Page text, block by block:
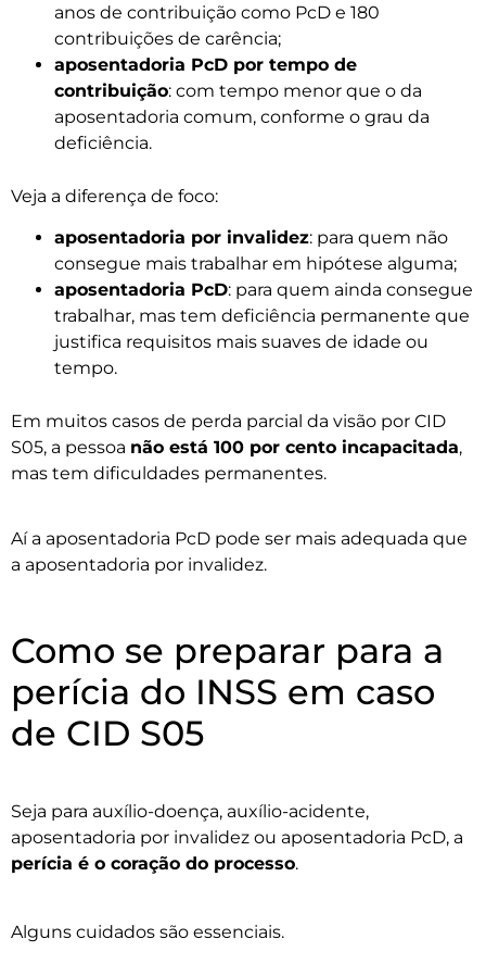
anos de contribuição como PcD e 180
contribuições de carência;
aposentadoria PcD por tempo de
contribuição: com tempo menor que o da
aposentadoria comum, conforme o grau da
deficiência.
Veja a diferença de foco:
aposentadoria por invalidez: para quem não
consegue mais trabalhar em hipótese alguma;
aposentadoria PcD: para quem ainda consegue
trabalhar, mas tem deficiência permanente que
justifica requisitos mais suaves de idade ou
tempo.
Em muitos casos de perda parcial da visão por CID
S05, a pessoa não está 100 por cento incapacitada,
mas tem dificuldades permanentes.
Aí a aposentadoria PcD pode ser mais adequada que
a aposentadoria por invalidez.
Como se preparar para a
perícia do INSS em caso
de CID S05
Seja para auxílio-doença, auxílio-acidente,
aposentadoria por invalidez ou aposentadoria PcD, a
perícia é o coração do processo.
Alguns cuidados são essenciais.